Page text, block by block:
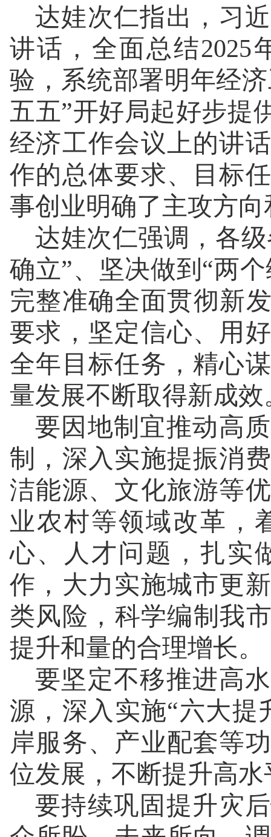
达娃次仁指出，习
讲话，全面总结2025
验，系统部署明年经
五五”开好局起好步提
经济工作会议上的讲
作的总体要求、目标
事创业明确了主攻方
达娃次仁强调，各
确立”、坚决做到“两
完整准确全面贯彻新
要求，坚定信心、用
全年目标任务，精心
量发展不断取得新成效
要因地制宜推动高
制，深入实施提振消
洁能源、文化旅游等
业农村等领域改革，
心、人才问题，扎实
作，大力实施城市更
类风险，科学编制我
提升和量的合理增长。
要坚定不移推进高
源，深入实施“六大提
岸服务、产业配套等
位发展，不断提升高
要持续巩固提升灾